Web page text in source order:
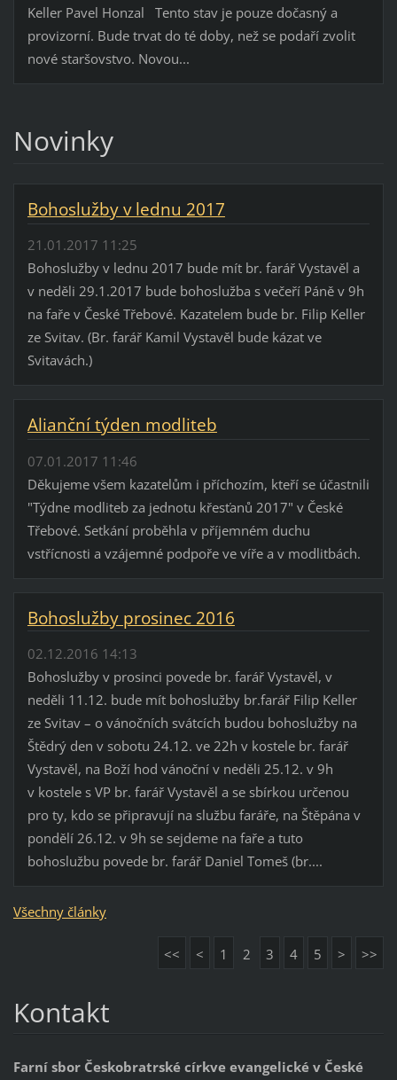
Keller Pavel Honzal Tento stav je pouze dočasný a
provizorní. Bude trvat do té doby, než se podaří zvolit
nové staršovstvo. Novou...
Novinky
Bohoslužby v lednu 2017
21.01.2017 11:25
Bohoslužby v lednu 2017 bude mít br. farář Vystavěl a
v neděli 29.1.2017 bude bohoslužba s večeří Páně v 9h
na faře v České Třebové. Kazatelem bude br. Filip Keller
ze Svitav. (Br. farář Kamil Vystavěl bude kázat ve
Svitavách.)
Alianční týden modliteb
07.01.2017 11:46
Děkujeme všem kazatelům i příchozím, kteří se účastnili
"Týdne modliteb za jednotu křesťanů 2017" v České
Třebové. Setkání proběhla v příjemném duchu
vstřícnosti a vzájemné podpoře ve víře a v modlitbách.
Bohoslužby prosinec 2016
02.12.2016 14:13
Bohoslužby v prosinci povede br. farář Vystavěl, v
neděli 11.12. bude mít bohoslužby br.farář Filip Keller
ze Svitav – o vánočních svátcích budou bohoslužby na
Štědrý den v sobotu 24.12. ve 22h v kostele br. farář
Vystavěl, na Boží hod vánoční v neděli 25.12. v 9h
v kostele s VP br. farář Vystavěl a se sbírkou určenou
pro ty, kdo se připravují na službu faráře, na Štěpána v
pondělí 26.12. v 9h se sejdeme na faře a tuto
bohoslužbu povede br. farář Daniel Tomeš (br....
Všechny články
<< < 1 2 3 4 5 > >>
Kontakt
Farní sbor Českobratrské církve evangelické v České